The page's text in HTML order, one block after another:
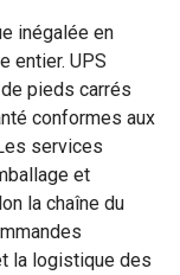
inégalée en
entier. UPS
pieds carrés
conformes aux
services
et
la chaîne du
la logistique des